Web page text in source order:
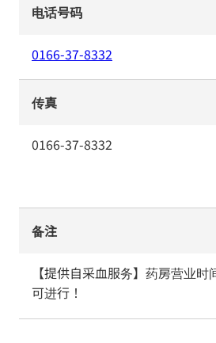
电话号码
0166-37-8332
传真
0166-37-8332
备注
【提供自采血服务】药房营业
可进行！